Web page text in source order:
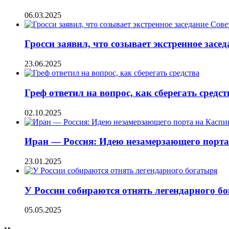
06.03.2025
Гросси заявил, что созывает экстренное
23.06.2025
Греф ответил на вопрос, как сберегать
02.10.2025
Иран — Россия: Идею незамерзающего
23.01.2025
У России собираются отнять легендарного
05.05.2025